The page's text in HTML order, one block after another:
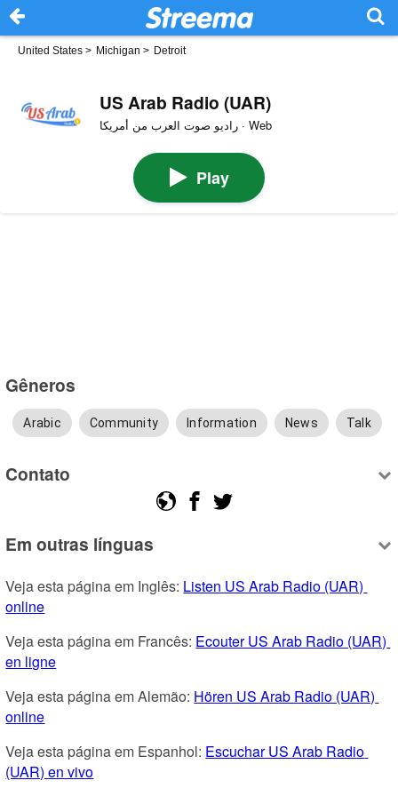
United States > Michigan > Detroit
US Arab Radio (UAR)
راديو صوت العرب من أمريكا · Web
Play
Gêneros
Arabic Community Information News Talk
Contato
Em outras línguas
Veja esta página em Inglês: Listen US Arab Radio (UAR)
online
Veja esta página em Francês: Ecouter US Arab Radio (UAR)
en ligne
Veja esta página em Alemão: Hören US Arab Radio (UAR)
online
Veja esta página em Espanhol: Escuchar US Arab Radio
(UAR) en vivo